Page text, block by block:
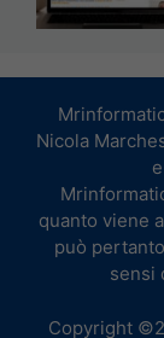
Nicola
quanto viene
può
sensi
Copyright